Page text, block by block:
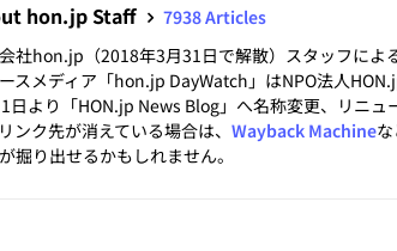
hon.jp Staff
7938 Articles
社hon.jp（2018年3月31日で解散）スタッフによ
スメディア「hon.jp DayWatch」はNPO法人
日より「HON.jp News Blog」へ名称変更、リニュ
ンク先が消えている場合は、 Wayback Machine
掘り出せるかもしれません。